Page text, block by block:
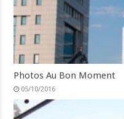
Photos Au Bon Moment
05/10/2016